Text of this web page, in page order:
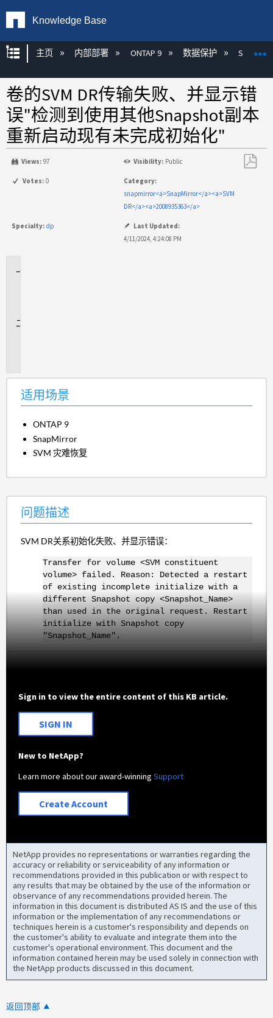
Knowledge Base
扩展/隐缩全局层次
主页 内部部署 ONTAP 9 数据保护
卷的SVM DR传输失败、并显示错
误"检测到使用其他Snapshot副本
重新启动现有未完成初始化"
Views: 97 Visibility: Public
Votes: 0
Category:
snapmirror<a>SnapMirror</a><a>SVM
DR</a><a>2008935363</a>
Specialty: dp
Last Updated:
4/11/2024, 4:24:08 PM
适用场景
ONTAP 9
SnapMirror
SVM 灾难恢复
问题描述
SVM DR关系初始化失败、并显示错误：
Transfer for volume <SVM constituent
volume> failed. Reason: Detected a restart
of existing incomplete initialize with a
different Snapshot copy <Snapshot_Name>
than used in the original request. Restart
initialize with Snapshot copy
"Snapshot_Name".
Sign in to view the entire content of this KB article.
SIGN IN
New to NetApp?
Learn more about our award-winningSupport
Create Account
NetApp provides no representations or warranties regarding the
accuracy or reliability or serviceability of any information or
recommendations provided in this publication or with respect to
any results that may be obtained by the use of the information or
observance of any recommendations provided herein. The
information in this document is distributed AS IS and the use of this
information or the implementation of any recommendations or
techniques herein is a customer's responsibility and depends on
the customer's ability to evaluate and integrate them into the
customer's operational environment. This document and the
information contained herein may be used solely in connection with
the NetApp products discussed in this document.
返回顶部